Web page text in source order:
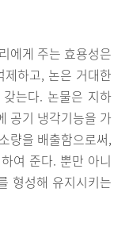
에게 주는 효용성은
하고, 논은 거대한
는다. 논물은 지하
공기 냉각기능을 가
량을 배출함으로써,
여 준다. 뿐만 아니
형성해 유지시키는